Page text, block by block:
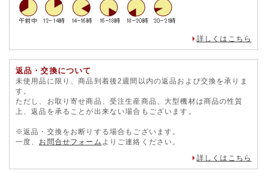
詳しくはこちら
返品・交換について
未使用品に限り、商品到着後2週間以内の返品および交換を承りま
す。
ただし、お取り寄せ商品、受注生産商品、大型機材は商品の性質
上、返品を承ることが出来ない場合もございます。
※返品・交換をお断りする場合もございます。
一度、 お問合せフォーム よりご連絡ください。
詳しくはこちら